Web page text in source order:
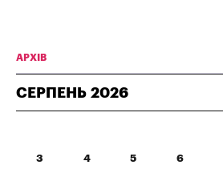
АРХІВ
СЕРПЕНЬ 2026
3 4 5 6